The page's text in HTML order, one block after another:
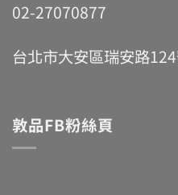
02-27070877
台北市大安區瑞安路
敦品FB粉絲頁